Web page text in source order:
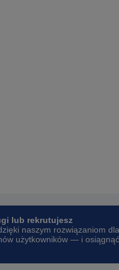
lub rekrutujesz
naszym rozwiązaniom dla
użytkowników — i osiągnąć